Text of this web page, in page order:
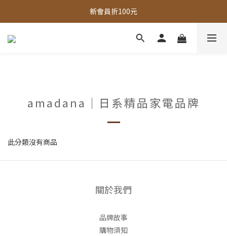
全館，滿888超取免運｜滿1500宅配免運
新會員折100元
全館現貨商品，3個工作天內出貨
amadana｜日系精品家電品牌
此分類沒有商品
關於我們
品牌故事
購物須知